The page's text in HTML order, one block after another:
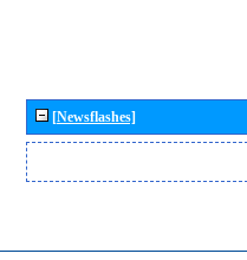
[Newsflashes]